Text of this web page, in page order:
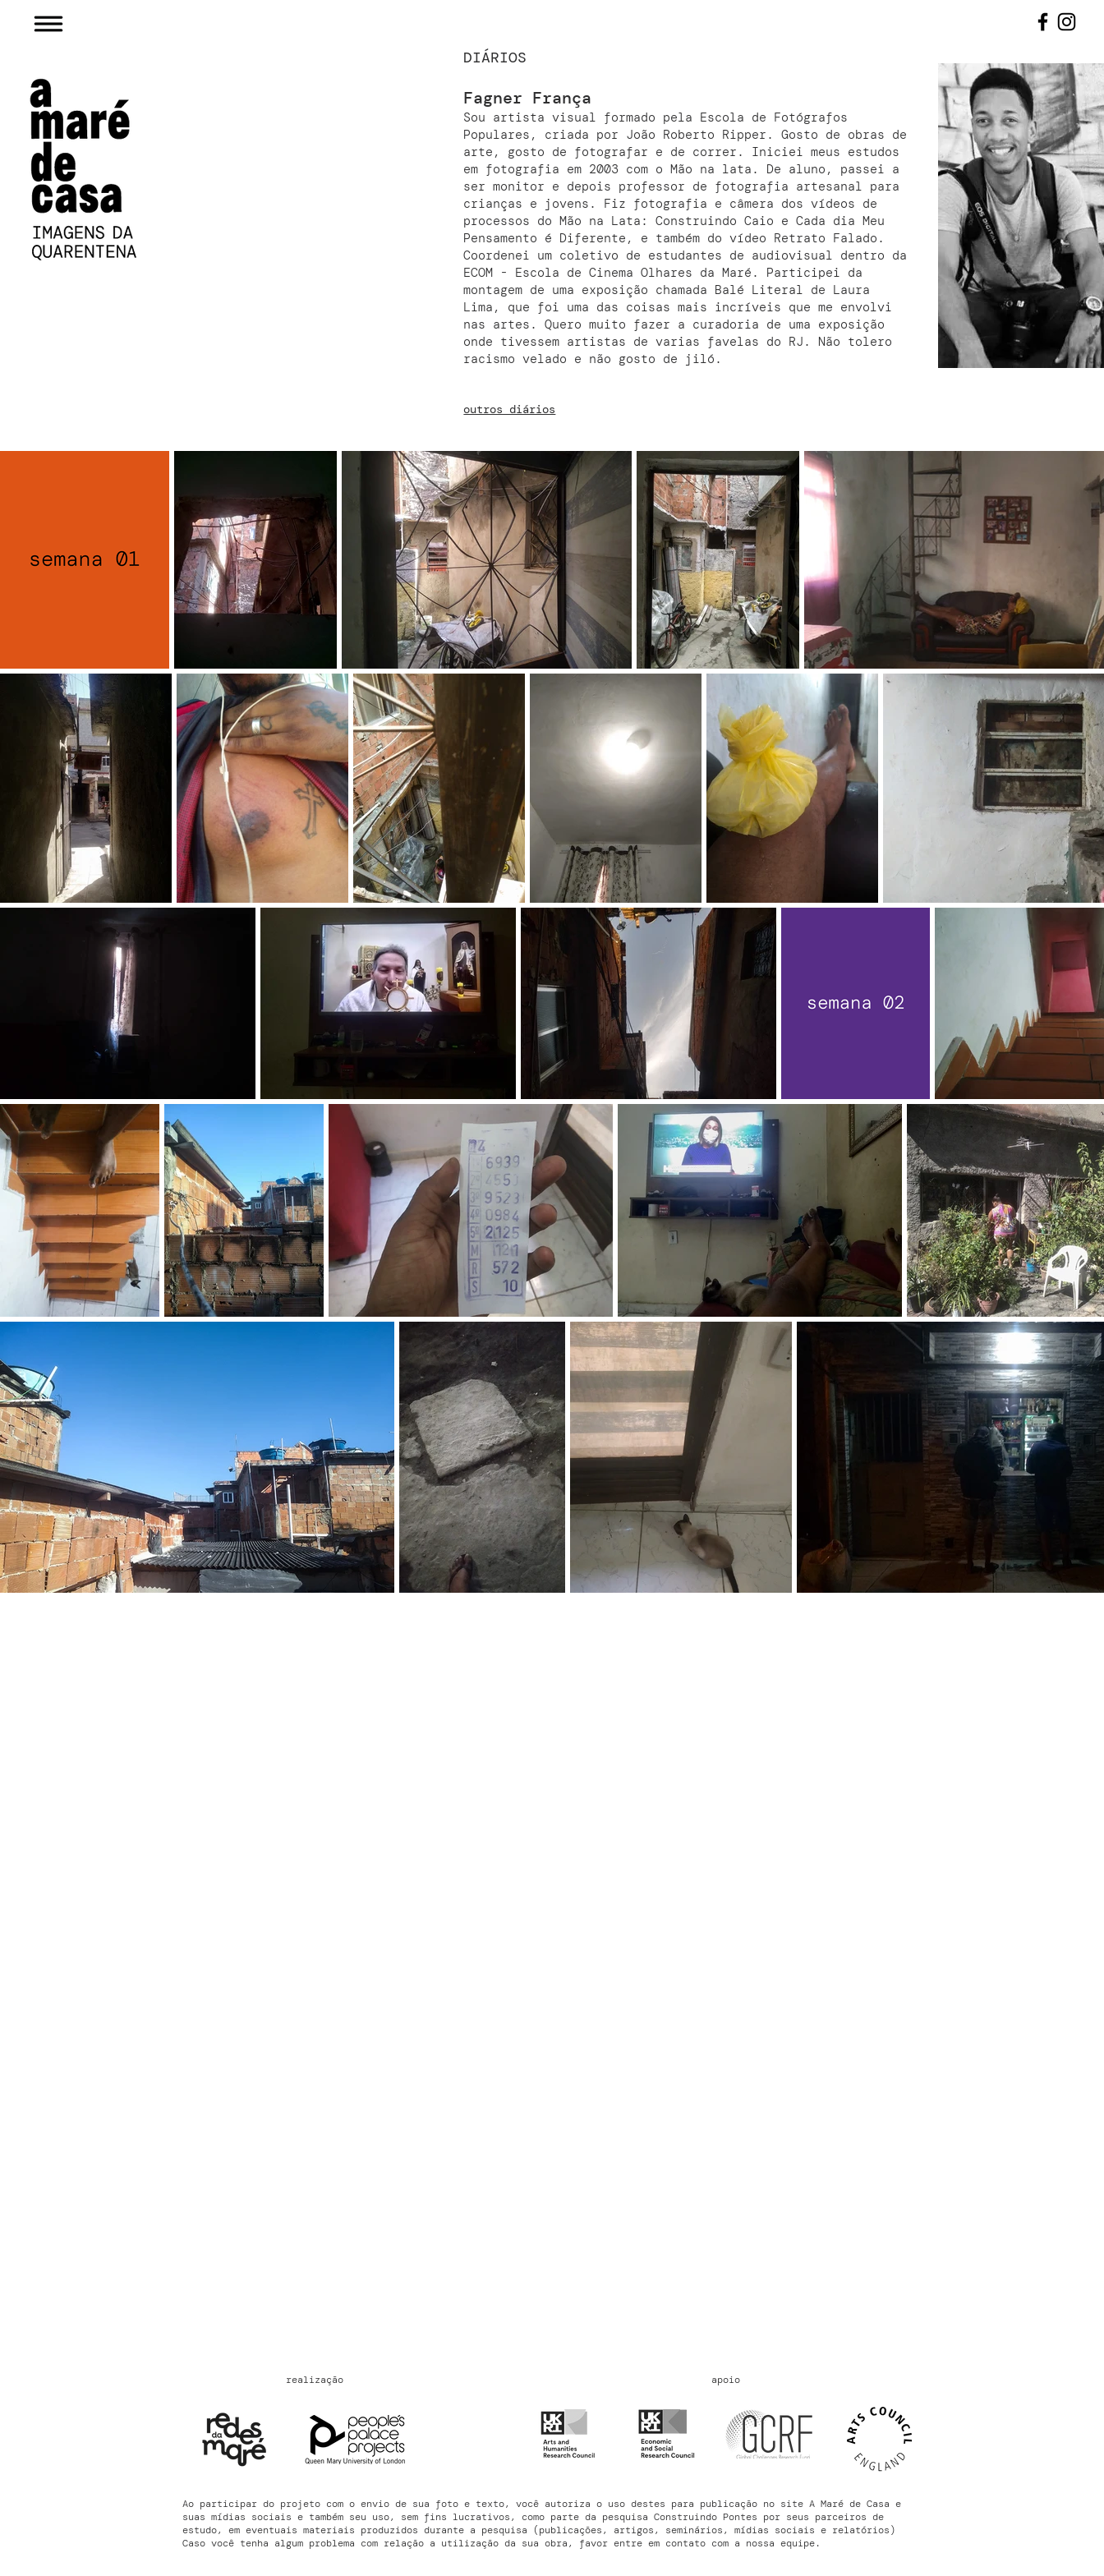
DIÁRIOS
DIÁRIOS
Fagner França
Sou artista visual formado pela Escola de Fotógrafos
Populares, criada por João Roberto Ripper. Gosto de obras de
arte, gosto de fotografar e de correr. Iniciei meus estudos
em fotografia em 2003 com o Mão na lata. De aluno, passei a
ser monitor e depois professor de fotografia artesanal para
crianças e jovens. Fiz fotografia e câmera dos vídeos de
processos do Mão na Lata: Construindo Caio e Cada dia Meu
Pensamento é Diferente, e também do vídeo Retrato Falado.
Coordenei um coletivo de estudantes de audiovisual dentro da
ECOM - Escola de Cinema Olhares da Maré. Participei da
montagem de uma exposição chamada Balé Literal de Laura
Lima, que foi uma das coisas mais incríveis que me envolvi
nas artes. Quero muito fazer a curadoria de uma exposição
onde tivessem artistas de varias favelas do RJ. Não tolero
racismo velado e não gosto de jiló.
outros diários
realização apoio
Ao participar do projeto com o envio de sua foto e texto, você autoriza o uso destes para publicação no site A Maré de Casa e
suas mídias sociais e também seu uso, sem fins lucrativos, como parte da pesquisa Construindo Pontes por seus parceiros de
estudo, em eventuais materiais produzidos durante a pesquisa (publicações, artigos, seminários, mídias sociais e relatórios)
Caso você tenha algum problema com relação a utilização da sua obra, favor entre em contato com a nossa equipe.